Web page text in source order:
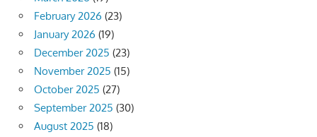
February 2026 (23)
January 2026 (19)
December 2025 (23)
November 2025 (15)
October 2025 (27)
September 2025 (30)
August 2025 (18)